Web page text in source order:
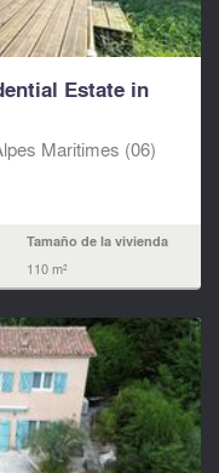
Estate in
Maritimes (06)
Tamaño de la vivienda
110 m²